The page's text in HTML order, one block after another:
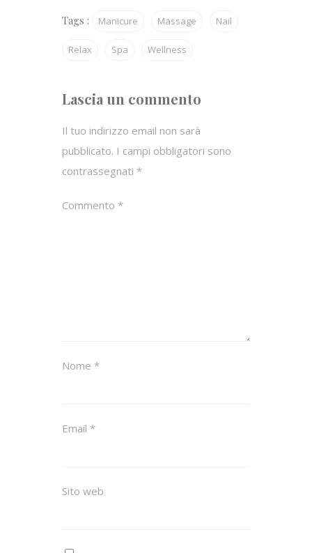
Tags : Manicure Massage Nail
Relax Spa Wellness
Lascia un commento
Il tuo indirizzo email non sarà
pubblicato. I campi obbligatori sono
contrassegnati *
Commento *
Nome *
Email *
Sito web